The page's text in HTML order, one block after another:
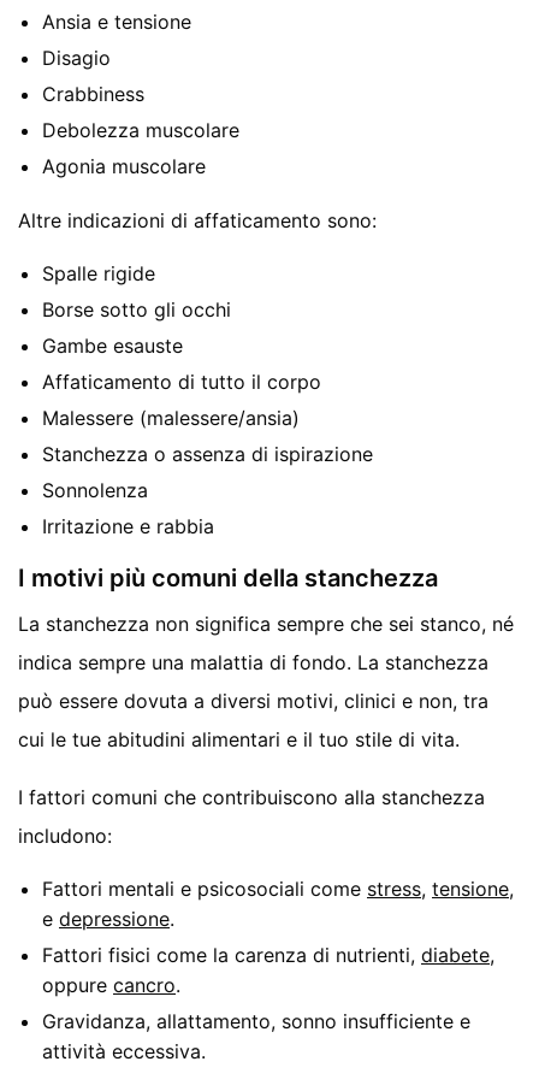
Ansia e tensione
Disagio
Crabbiness
Debolezza muscolare
Agonia muscolare
Altre indicazioni di affaticamento sono:
Spalle rigide
Borse sotto gli occhi
Gambe esauste
Affaticamento di tutto il corpo
Malessere (malessere/ansia)
Stanchezza o assenza di ispirazione
Sonnolenza
Irritazione e rabbia
I motivi più comuni della stanchezza
La stanchezza non significa sempre che sei stanco, né
indica sempre una malattia di fondo. La stanchezza
può essere dovuta a diversi motivi, clinici e non, tra
cui le tue abitudini alimentari e il tuo stile di vita.
I fattori comuni che contribuiscono alla stanchezza
includono:
Fattori mentali e psicosociali come stress, tensione,
e depressione.
Fattori fisici come la carenza di nutrienti, diabete,
oppure cancro.
Gravidanza, allattamento, sonno insufficiente e
attività eccessiva.